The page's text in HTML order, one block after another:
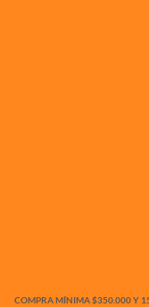
COMPRA MÍNIMA $350.000 Y 15